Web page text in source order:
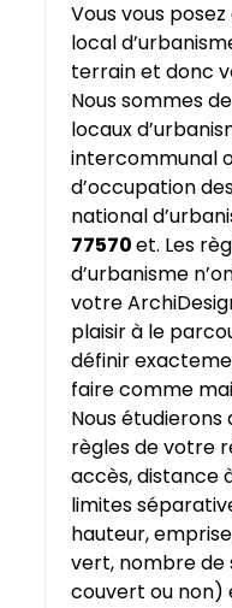
Vous vous
local
terrain et donc
Nous sommes
locaux
intercommunal
d’occupation
national
77570et. Les
d’urbanisme
votre
plaisir à le
définir
faire comme
Nous
règles de votre
accès, distance
limites
hauteur,
vert, nombre
couvert ou non)